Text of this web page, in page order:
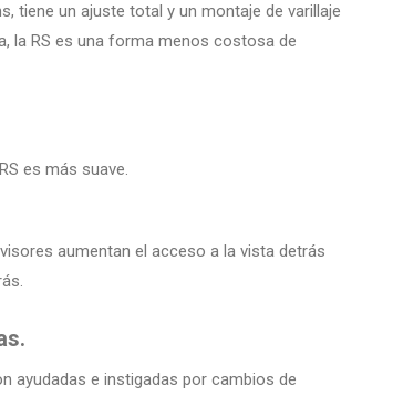
tiene un ajuste total y un montaje de varillaje
la RS es una forma menos costosa de
es más suave.
aumentan el acceso a la vista detrás
ayudadas e instigadas por cambios de